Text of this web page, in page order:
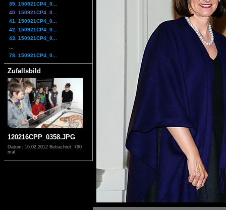
39. 150921CP4_0...
40. 150921CP4_0...
41. 150921CP4_0...
42. 150921CP4_0...
43. 150921CP4_0...
78. 150921CP4_0...
Zufallsbild
120216CPP_0358.JPG
Datum: 16.02.2012 Betrachtet: 790
mal